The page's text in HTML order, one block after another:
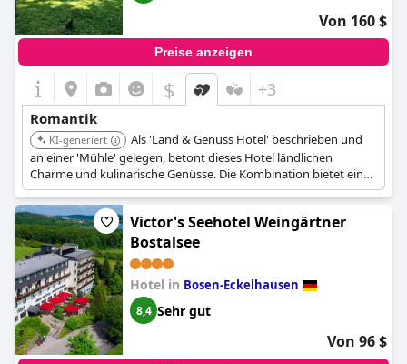
Von 160 $
Preise anzeigen
$ +3
Romantik
KI-generiert
Als 'Land & Genuss Hotel' beschrieben und
an einer 'Mühle' gelegen, betont dieses Hotel ländlichen
Charme und kulinarische Genüsse. Die Kombination bietet ein
angenehmes und potenziell romantisches Erlebnis.
Victor's Seehotel Weingärtner
Bostalsee
Hotel in Bosen-Eckelhausen
8,4 Sehr gut
Von 96 $